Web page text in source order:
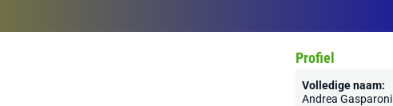
Profiel
Volledige naam:
Andrea Gasparoni